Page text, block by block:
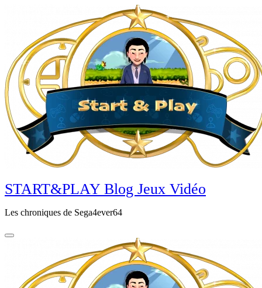
principal
START&PLAY Blog Jeux Vidéo
Les chroniques de Sega4ever64